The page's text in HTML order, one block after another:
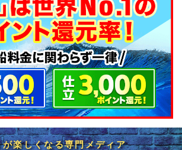
が楽しくなる専門メディア